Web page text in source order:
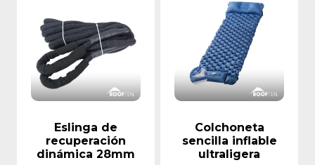
Eslinga de
recuperación
dinámica 28mm
Colchoneta
sencilla inflable
ultraligera